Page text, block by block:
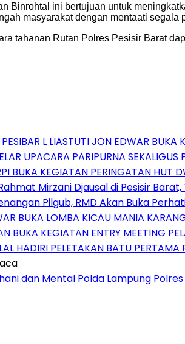
Binrohtal ini bertujuan untuk
masyarakat dengan mentaati
tahanan Rutan Polres Pesisir Barat
L LIASTUTI JON EDWAR
UPACARA PARIPURNA
BUKA KEGIATAN PERINGATAN HUT
Mirzani Djausal di Pesisir
Pilgub, RMD Akan Buka
BUKA LOMBA KICAU MANIA
BUKA KEGIATAN ENTRY MEETING
HADIRI PELETAKAN BATU
dan Mental Polda Lampung